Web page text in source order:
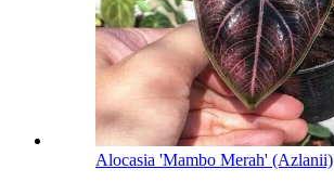
Alocasia 'Mambo Merah' (Azlanii)